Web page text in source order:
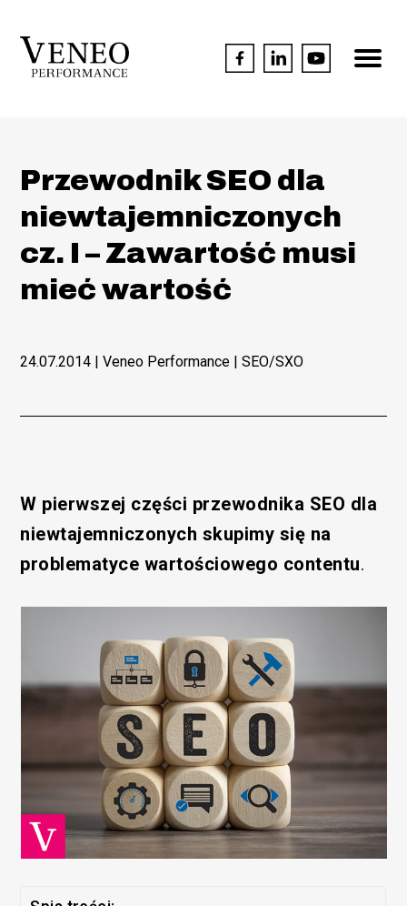
Przewodnik SEO dla
niewtajemniczonych
cz. I – Zawartość musi
mieć wartość
24.07.2014 | Veneo Performance |SEO/SXO
W pierwszej części przewodnika SEO dla
niewtajemniczonych skupimy się na
problematyce wartościowego contentu.